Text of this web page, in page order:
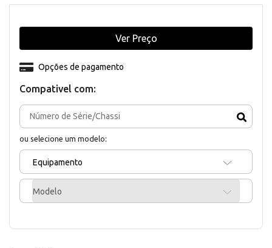
Compativel com:
ou selecione um modelo:
Equipamento
Modelo
Opções de pagamento
Ver Preço